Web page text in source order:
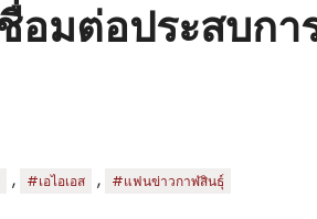
อมต่อประสบก
, #เอไอเอส , #แฟนข่าวกาฬสินธุ์